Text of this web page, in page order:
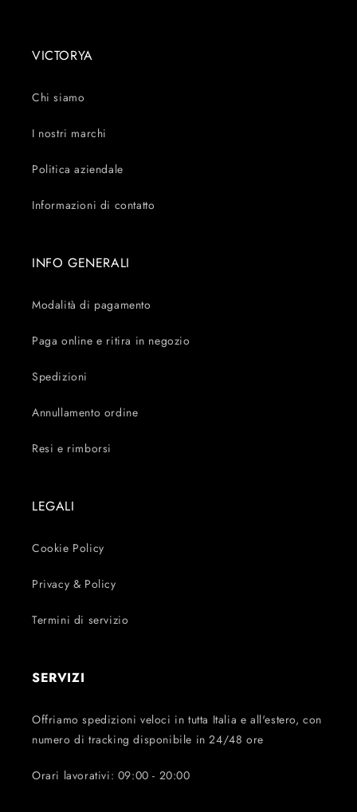
VICTORYA
Chi siamo
I nostri marchi
Politica aziendale
Informazioni di contatto
INFO GENERALI
Modalità di pagamento
Paga online e ritira in negozio
Spedizioni
Annullamento ordine
Resi e rimborsi
LEGALI
Cookie Policy
Privacy & Policy
Termini di servizio
SERVIZI
Offriamo spedizioni veloci in tutta Italia e all'estero, con
numero di tracking disponibile in 24/48 ore
Orari lavorativi: 09:00 - 20:00